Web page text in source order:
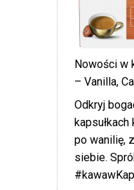
Nowości w
– Vanilla,
Odkryj
po wanilię,
siebie.